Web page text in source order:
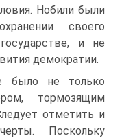
Нобили были
своего
и не
демократии.
было не только
тормозящим
отметить и
Поскольку